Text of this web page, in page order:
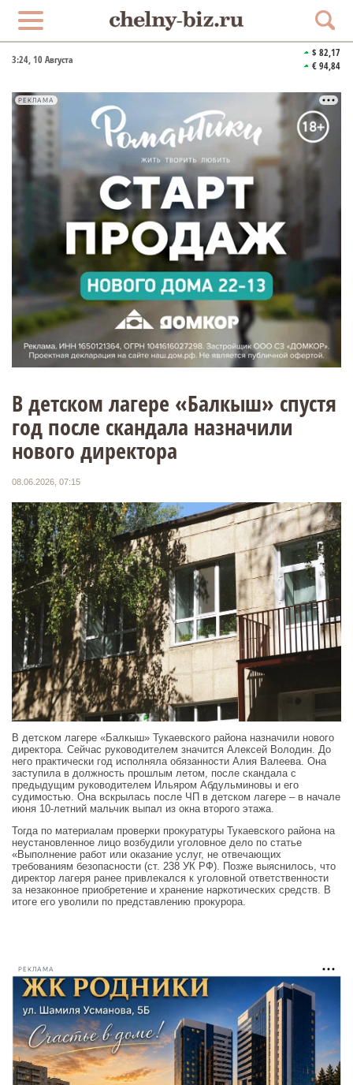
3:24, 10 Августа
$ 82,17
€ 94,84
РЕКЛАМА
В детском лагере «Балкыш» спустя
год после скандала назначили
нового директора
08.06.2026, 07:15
В детском лагере «Балкыш» Тукаевского района назначили нового
директора. Сейчас руководителем значится Алексей Володин. До
него практически год исполняла обязанности Алия Валеева. Она
заступила в должность прошлым летом, после скандала с
предыдущим руководителем Ильяром Абдульминовы и его
судимостью. Она вскрылась после ЧП в детском лагере – в начале
июня 10-летний мальчик выпал из окна второго этажа.
Тогда по материалам проверки прокуратуры Тукаевского района на
неустановленное лицо возбудили уголовное дело по статье
«Выполнение работ или оказание услуг, не отвечающих
требованиям безопасности (ст. 238 УК РФ). Позже выяснилось, что
директор лагеря ранее привлекался к уголовной ответственности
за незаконное приобретение и хранение наркотических средств. В
итоге его уволили по представлению прокурора.
РЕКЛАМА